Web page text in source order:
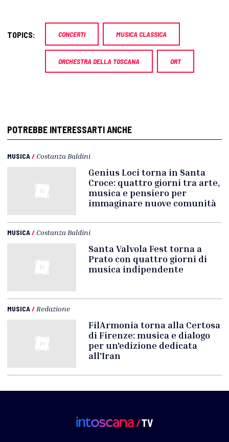
TOPICS: CONCERTI MUSICA CLASSICA
ORCHESTRA DELLA TOSCANA ORT
POTREBBE INTERESSARTI ANCHE
MUSICA/ Costanza Baldini
Genius Loci torna in Santa
Croce: quattro giorni tra arte,
musica e pensiero per
immaginare nuove comunità
MUSICA/ Costanza Baldini
Santa Valvola Fest torna a
Prato con quattro giorni di
musica indipendente
MUSICA/ Redazione
FilArmonia torna alla Certosa
di Firenze: musica e dialogo
per un'edizione dedicata
all'Iran